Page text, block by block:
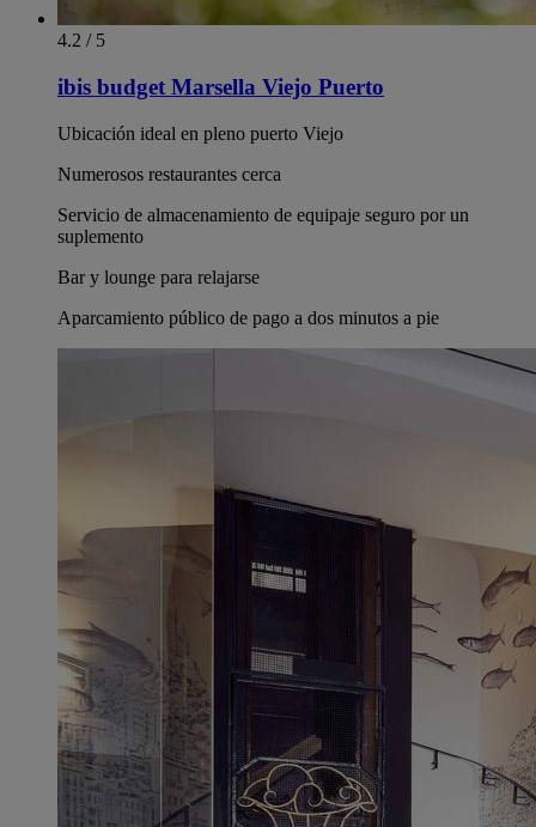
4.2 / 5
ibis budget Marsella Viejo Puerto
Ubicación ideal en pleno puerto Viejo
Numerosos restaurantes cerca
Servicio de almacenamiento de equipaje seguro por un
suplemento
Bar y lounge para relajarse
Aparcamiento público de pago a dos minutos a pie